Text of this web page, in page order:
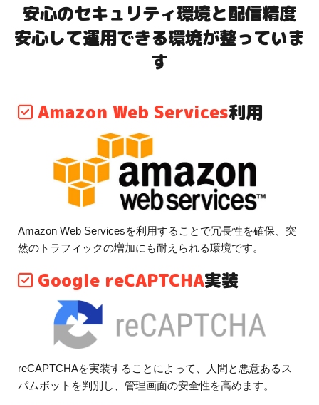
安心のセキュリティ環境と配信精度
安心して運用できる環境が整っていま
す
Amazon Web Services利用
Amazon Web Servicesを利用することで冗長性を確保、突
然のトラフィックの増加にも耐えられる環境です。
Google reCAPTCHA実装
reCAPTCHAを実装することによって、人間と悪意あるス
パムボットを判別し、管理画面の安全性を高めます。